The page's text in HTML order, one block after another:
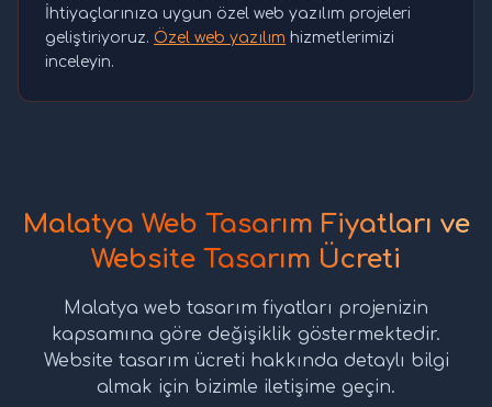
İhtiyaçlarınıza uygun özel web yazılım projeleri
geliştiriyoruz. Özel web yazılım hizmetlerimizi
inceleyin.
Malatya Web Tasarım Fiyatları ve
Website Tasarım Ücreti
Malatya web tasarım fiyatları projenizin
kapsamına göre değişiklik göstermektedir.
Website tasarım ücreti hakkında detaylı bilgi
almak için bizimle iletişime geçin.